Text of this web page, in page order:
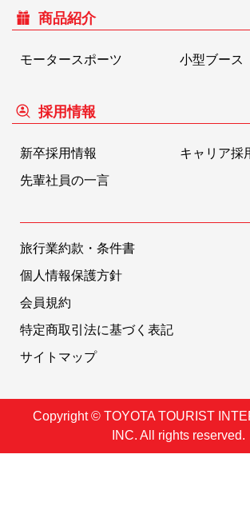
商品紹介
モータースポーツ 小型ブース
採用情報
新卒採用情報
キャリア採
先輩社員の一言
旅行業約款・条件書
個人情報保護方針
会員規約
特定商取引法に基づく表記
サイトマップ
Copyright © TOYOTA TOURIST
INC. All rights reserved.